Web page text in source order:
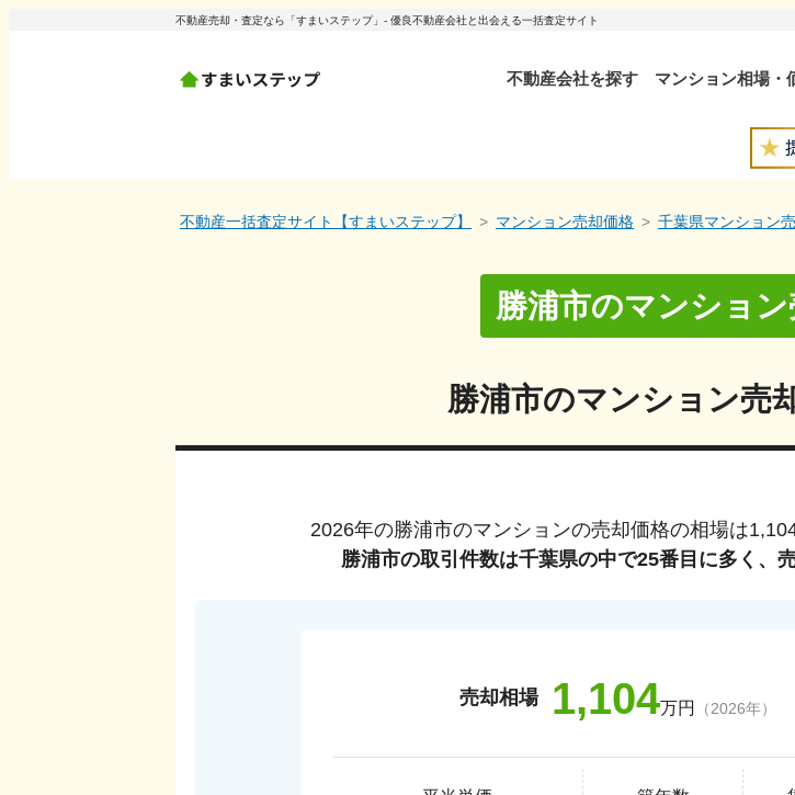
不動産売却・査定なら「すまいステップ」- 優良不動産会社と出会える一括査定サイト
不動産会社を探す マンション相場・
不動産一括査定サイト【すまいステップ】 マンション売却価格 千葉県マンション
勝浦市のマンショ
勝浦市のマンション売
2026年の勝浦市のマンションの売却価格の相場は
勝浦市の取引件数は千葉県の中で25番目に多く、
売却相場 1,104万円 （2026年）